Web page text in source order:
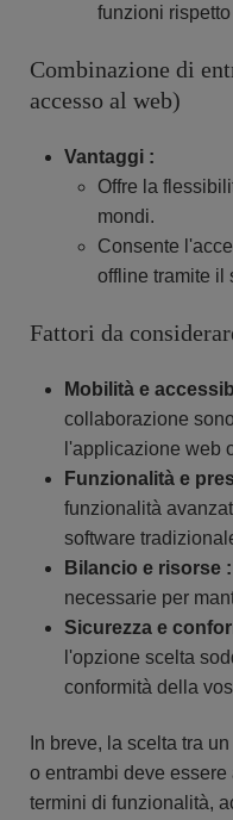
funzioni
Combinazione di
accesso al web)
Vantaggi :
Offre la
mondi.
Consente
offline tramite il
Fattori da
Mobilità e
collaborazione
l'applicazione web
Funzionalità e
funzionalità
software
Bilancio e risorse
necessarie per
Sicurezza e
l'opzione scelta
conformità della
In breve, la scelta tra
o entrambi deve
termini di funzionalità,